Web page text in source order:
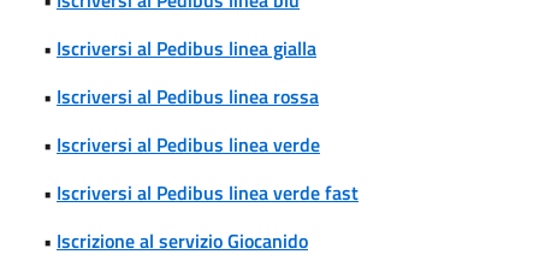
• Iscriversi al Pedibus linea gialla
• Iscriversi al Pedibus linea rossa
• Iscriversi al Pedibus linea verde
• Iscriversi al Pedibus linea verde fast
• Iscrizione al servizio Giocanido